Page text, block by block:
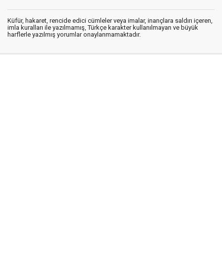
Küfür, hakaret, rencide edici cümleler veya imalar, inançlara saldırı içeren,
imla kuralları ile yazılmamış, Türkçe karakter kullanılmayan ve büyük
harflerle yazılmış yorumlar onaylanmamaktadır.